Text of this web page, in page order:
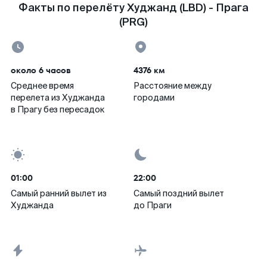
Факты по перелёту Худжанд (LBD) - Прага
(PRG)
около 6 часов
Среднее время
перелета из Худжанда
в Прагу без пересадок
4376 км
Расстояние между
городами
01:00
Самый ранний вылет из
Худжанда
22:00
Самый поздний вылет
до Праги